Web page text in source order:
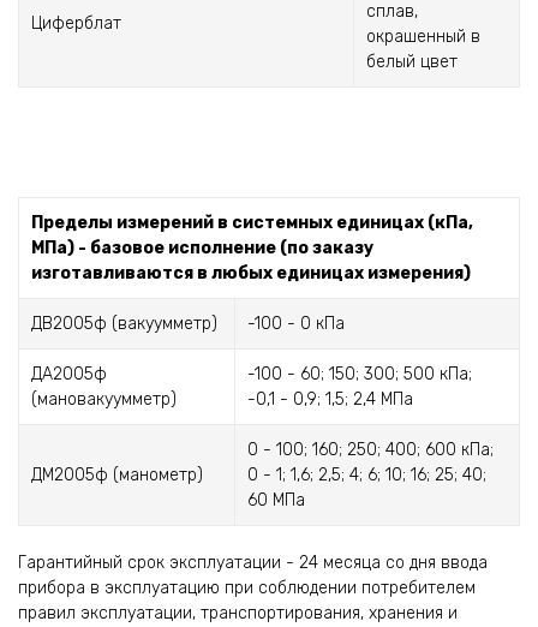
Циферблат
сплав,
окрашенный в
белый цвет
Пределы измерений в системных единицах (кПа,
МПа) - базовое исполнение (по заказу
изготавливаются в любых единицах измерения)
ДВ2005ф (вакуумметр) -100 - 0 кПа
ДА2005ф
(мановакуумметр)
-100 - 60; 150; 300; 500 кПа;
-0,1 - 0,9; 1,5; 2,4 МПа
ДМ2005ф (манометр)
0 - 100; 160; 250; 400; 600 кПа;
0 - 1; 1,6; 2,5; 4; 6; 10; 16; 25; 40;
60 МПа
Гарантийный срок эксплуатации - 24 месяца со дня ввода
прибора в эксплуатацию при соблюдении потребителем
правил эксплуатации, транспортирования, хранения и